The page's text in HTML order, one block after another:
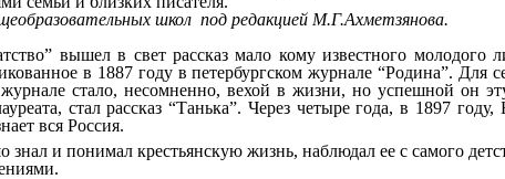
школ под редакцией М.Г.Ахметзянова.
вышел в свет рассказ мало кому известного молодого
в 1887 году в петербургском журнале “Родина”.
стало, несомненно, вехой в жизни, но успешной он
стал рассказ “Танька”. Через четыре года, в 1897
вся Россия.
и понимал крестьянскую жизнь, наблюдал ее с самого